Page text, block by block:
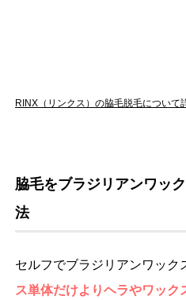
RINX（リンクス）の脇毛脱毛について
脇毛をブラジリアンワッ
法
セルフでブラジリアンワック
ス単体だけよりヘラやワック